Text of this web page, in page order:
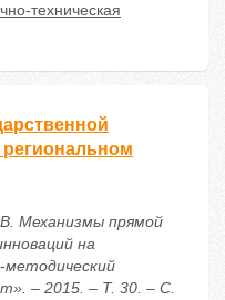
техническая
Механизмы прямой
на
методический
– 2015. – Т. 30. – С.